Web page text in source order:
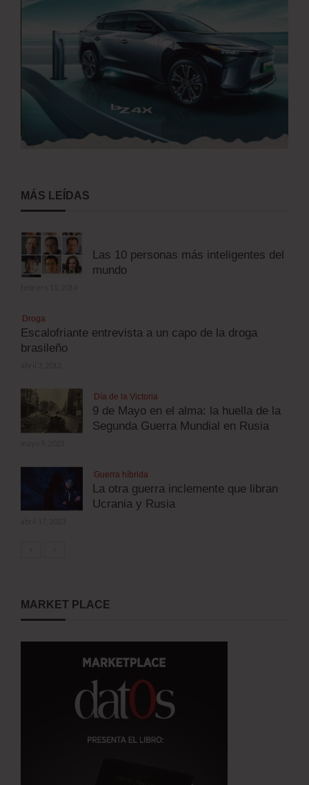
MÁS LEÍDAS
Las 10 personas más inteligentes del
mundo
Droga
Escalofriante entrevista a un capo de la droga
brasileño
Día de la Victoria
9 de Mayo en el alma: la huella de la
Segunda Guerra Mundial en Rusia
Guerra híbrida
La otra guerra inclemente que libran
Ucrania y Rusia
MARKET PLACE